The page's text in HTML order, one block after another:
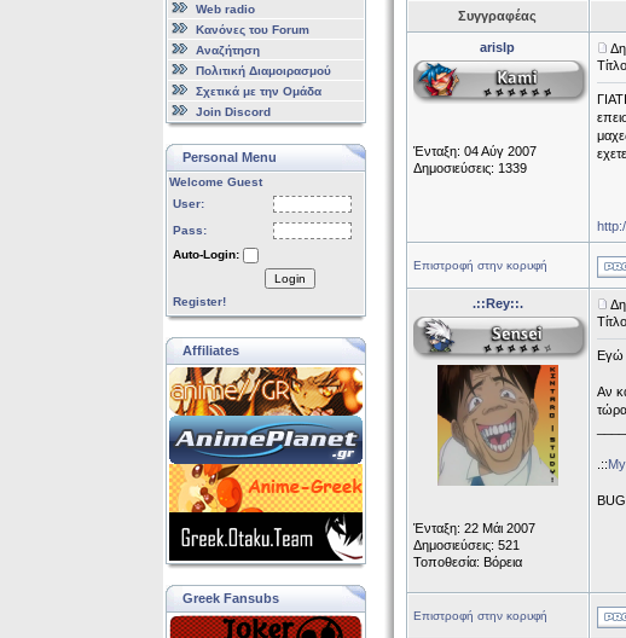
Web radio
Κανόνες του Forum
Αναζήτηση
Πολιτική Διαμοιρασμού
Σχετικά με την Ομάδα
Join Discord
Personal Menu
Welcome Guest
User:
Pass:
Auto-Login:
Login
Register!
Affiliates
Greek Fansubs
Συγγραφέας
arislp
Ένταξη: 04 Αύγ 2007
Δημοσιεύσεις: 1339
Επιστροφή στην κορυφή
.::Rey::.
Ένταξη: 22 Μάι 2007
Δημοσιεύσεις: 521
Τοποθεσία: Βόρεια
Εγώ
Αν
.::
Επιστροφή στην κορυφή